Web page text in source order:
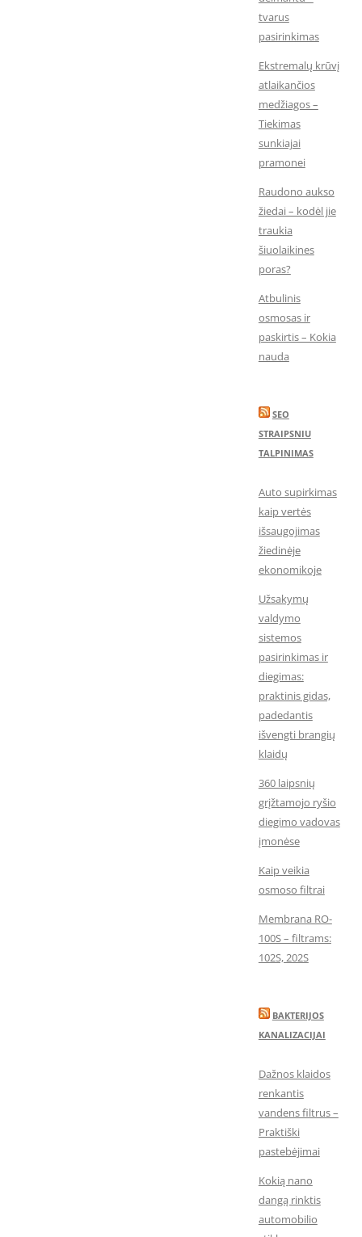
tvarus
pasirinkimas
Ekstremalų krūvį
atlaikančios
medžiagos –
Tiekimas
sunkiajai
pramonei
Raudono aukso
žiedai – kodėl jie
traukia
šiuolaikines
poras?
Atbulinis
osmosas ir
paskirtis – Kokia
nauda
SEO
STRAIPSNIU
TALPINIMAS
Auto supirkimas
kaip vertės
išsaugojimas
žiedinėje
ekonomikoje
Užsakymų
valdymo
sistemos
pasirinkimas ir
diegimas:
praktinis gidas,
padedantis
išvengti brangių
klaidų
360 laipsnių
grįžtamojo ryšio
diegimo vadovas
įmonėse
Kaip veikia
osmoso filtrai
Membrana RO-
100S – filtrams:
102S, 202S
BAKTERIJOS
KANALIZACIJAI
Dažnos klaidos
renkantis
vandens filtrus –
Praktiški
pastebėjimai
Kokią nano
dangą rinktis
automobilio